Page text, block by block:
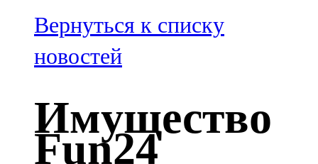
100,3 FM
Зәй
106,6 FM
Кадыбаш
105,2 FM
Вернуться к списку
новостей
Имущество
Fun24